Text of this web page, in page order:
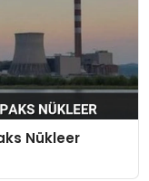
Nükleer